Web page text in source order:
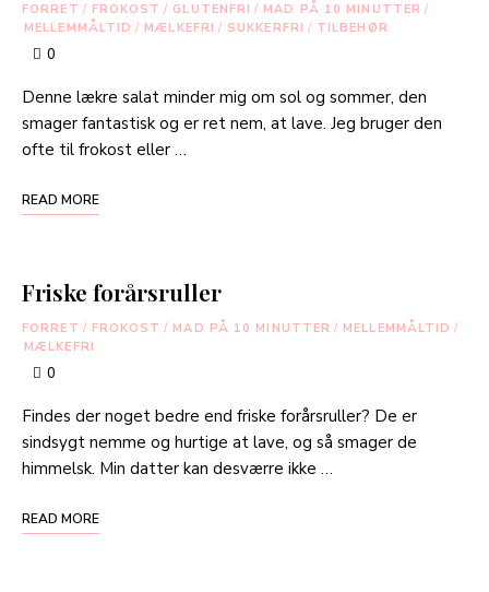
FORRET / FROKOST / GLUTENFRI / MAD PÅ 10 MINUTTER /
MELLEMMÅLTID / MÆLKEFRI / SUKKERFRI / TILBEHØR
0
Denne lækre salat minder mig om sol og sommer, den
smager fantastisk og er ret nem, at lave. Jeg bruger den
ofte til frokost eller …
READ MORE
Friske forårsruller
FORRET / FROKOST / MAD PÅ 10 MINUTTER / MELLEMMÅLTID /
MÆLKEFRI
0
Findes der noget bedre end friske forårsruller? De er
sindsygt nemme og hurtige at lave, og så smager de
himmelsk. Min datter kan desværre ikke …
READ MORE